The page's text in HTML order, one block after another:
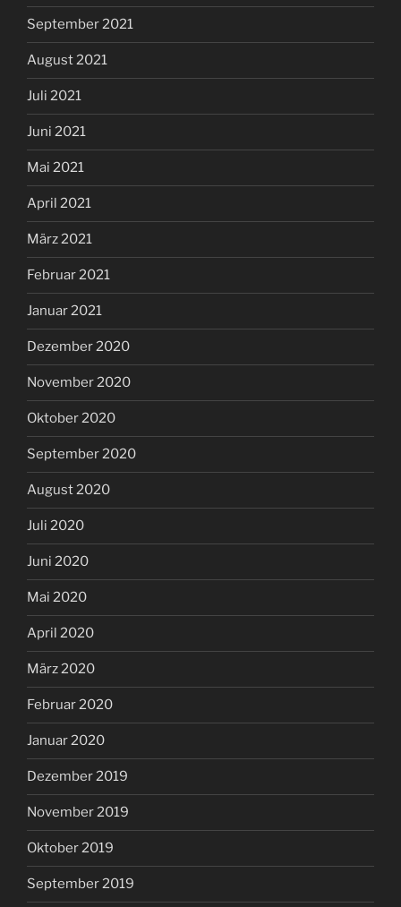
September 2021
August 2021
Juli 2021
Juni 2021
Mai 2021
April 2021
März 2021
Februar 2021
Januar 2021
Dezember 2020
November 2020
Oktober 2020
September 2020
August 2020
Juli 2020
Juni 2020
Mai 2020
April 2020
März 2020
Februar 2020
Januar 2020
Dezember 2019
November 2019
Oktober 2019
September 2019